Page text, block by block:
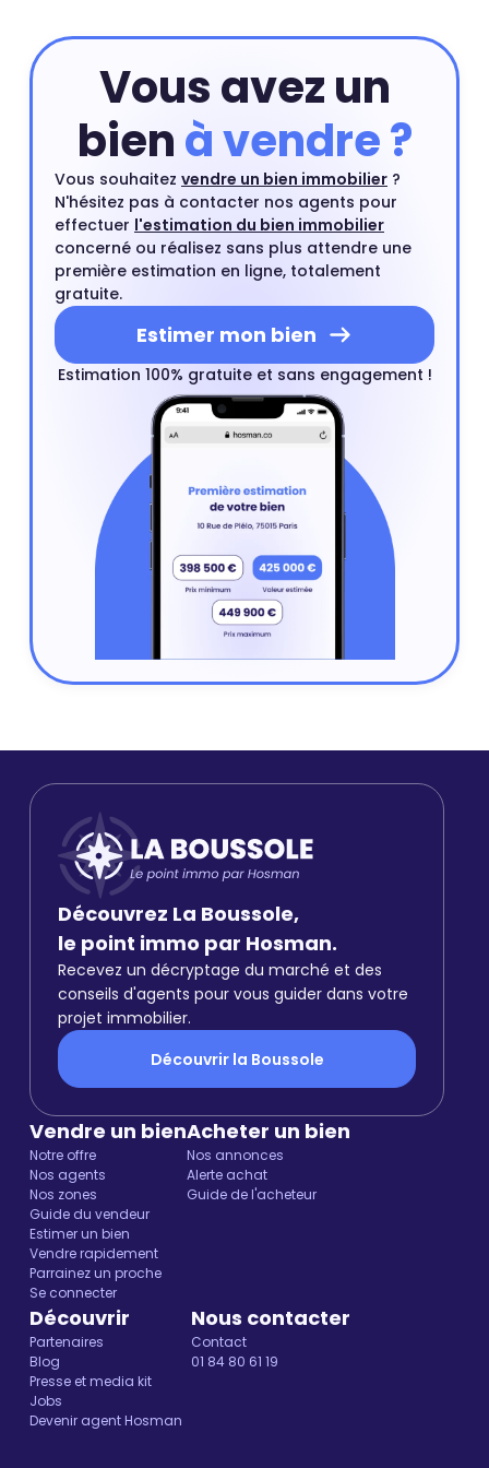
Vous avez un
bienà vendre ?
Vous souhaitez vendre un bien immobilier ?
N'hésitez pas à contacter nos agents pour
effectuer l'estimation du bien immobilier
concerné ou réalisez sans plus attendre une
première estimation en ligne, totalement
gratuite.
Estimer mon bien
Estimation 100% gratuite et sans engagement !
Découvrez La Boussole,
le point immo par Hosman.
Recevez un décryptage du marché et des
conseils d'agents pour vous guider dans votre
projet immobilier.
Découvrir la Boussole
Vendre un bien
Notre offre
Nos agents
Nos zones
Guide du vendeur
Estimer un bien
Vendre rapidement
Parrainez un proche
Se connecter
Acheter un bien
Nos annonces
Alerte achat
Guide de l'acheteur
Découvrir
Partenaires
Blog
Presse et media kit
Jobs
Devenir agent Hosman
Nous contacter
Contact
01 84 80 61 19